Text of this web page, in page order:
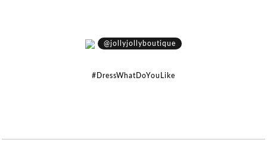
@jollyjollyboutique
#DressWhatDoYouLike